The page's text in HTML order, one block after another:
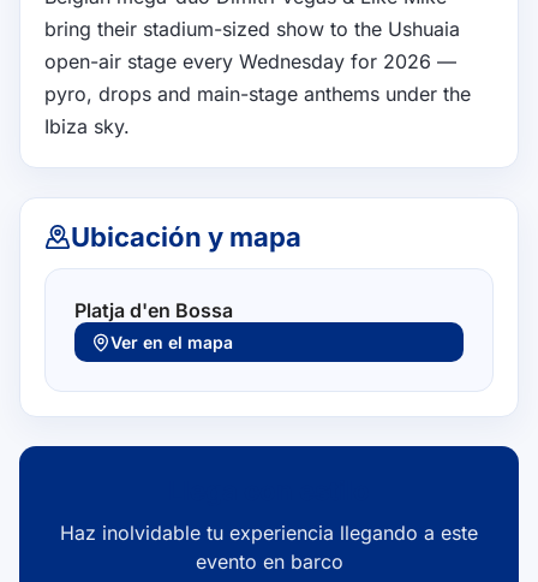
bring their stadium-sized show to the Ushuaia
open-air stage every Wednesday for 2026 —
pyro, drops and main-stage anthems under the
Ibiza sky.
Ubicación y mapa
Platja d'en Bossa
Ver en el mapa
Haz inolvidable tu experiencia llegando a este
evento en barco